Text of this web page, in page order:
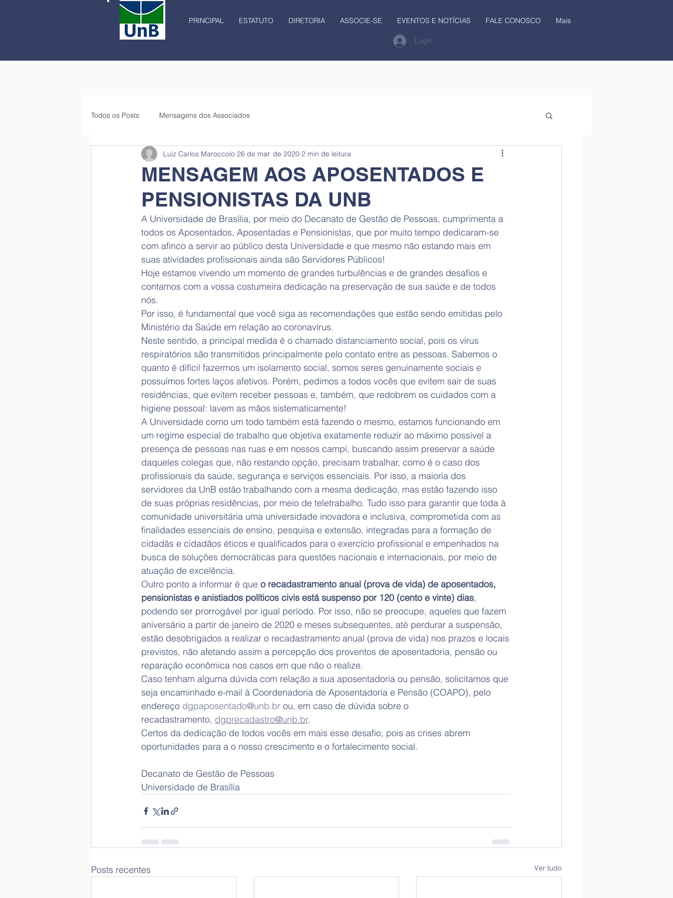
PRINCIPAL ESTATUTO DIRETORIA ASSOCIE-SE EVENTOS E NOTÍCIAS FALE CONOSCO Mais
Login
Todos os Posts Mensagens dos Associados
MENSAGEM AOS APOSENTADOS E
PENSIONISTAS DA UNB
Luiz Carlos Maroccolo 26 de mar. de 2020 2 min de leitura
A Universidade de Brasília, por meio do Decanato de Gestão de Pessoas, cumprimenta a
todos os Aposentados, Aposentadas e Pensionistas, que por muito tempo dedicaram-se
com afinco a servir ao público desta Universidade e que mesmo não estando mais em
suas atividades profissionais ainda são Servidores Públicos!
Hoje estamos vivendo um momento de grandes turbulências e de grandes desafios e
contamos com a vossa costumeira dedicação na preservação de sua saúde e de todos
nós.
Por isso, é fundamental que você siga as recomendações que estão sendo emitidas pelo
Ministério da Saúde em relação ao coronavírus.
Neste sentido, a principal medida é o chamado distanciamento social, pois os vírus
respiratórios são transmitidos principalmente pelo contato entre as pessoas. Sabemos o
quanto é difícil fazermos um isolamento social, somos seres genuinamente sociais e
possuímos fortes laços afetivos. Porém, pedimos a todos vocês que evitem sair de suas
residências, que evitem receber pessoas e, também, que redobrem os cuidados com a
higiene pessoal: lavem as mãos sistematicamente!
A Universidade como um todo também está fazendo o mesmo, estamos funcionando em
um regime especial de trabalho que objetiva exatamente reduzir ao máximo possível a
presença de pessoas nas ruas e em nossos campi, buscando assim preservar a saúde
daqueles colegas que, não restando opção, precisam trabalhar, como é o caso dos
profissionais da saúde, segurança e serviços essenciais. Por isso, a maioria dos
servidores da UnB estão trabalhando com a mesma dedicação, mas estão fazendo isso
de suas próprias residências, por meio de teletrabalho. Tudo isso para garantir que toda à
comunidade universitária uma universidade inovadora e inclusiva, comprometida com as
finalidades essenciais de ensino, pesquisa e extensão, integradas para a formação de
cidadãs e cidadãos éticos e qualificados para o exercício profissional e empenhados na
busca de soluções democráticas para questões nacionais e internacionais, por meio de
atuação de excelência.
Outro ponto a informar é que o recadastramento anual (prova de vida) de aposentados,
pensionistas e anistiados políticos civis está suspenso por 120 (cento e vinte) dias,
podendo ser prorrogável por igual período. Por isso, não se preocupe, aqueles que fazem
aniversário a partir de janeiro de 2020 e meses subsequentes, até perdurar a suspensão,
estão desobrigados a realizar o recadastramento anual (prova de vida) nos prazos e locais
previstos, não afetando assim a percepção dos proventos de aposentadoria, pensão ou
reparação econômica nos casos em que não o realize.
Caso tenham alguma dúvida com relação a sua aposentadoria ou pensão, solicitamos que
seja encaminhado e-mail à Coordenadoria de Aposentadoria e Pensão (COAPO), pelo
endereço dgpaposentado@unb.br ou, em caso de dúvida sobre o
recadastramento, dgprecadastro@unb.br.
Certos da dedicação de todos vocês em mais esse desafio, pois as crises abrem
oportunidades para a o nosso crescimento e o fortalecimento social.
Decanato de Gestão de Pessoas
Universidade de Brasília
Posts recentes Ver tudo